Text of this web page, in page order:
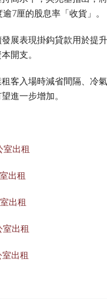
7厘的股息率「收貨」。
展表現掛鈎貸款用於
開支。
客入場時減省間隔、
進一步增加。
室出租
出租
出租
出租
出租